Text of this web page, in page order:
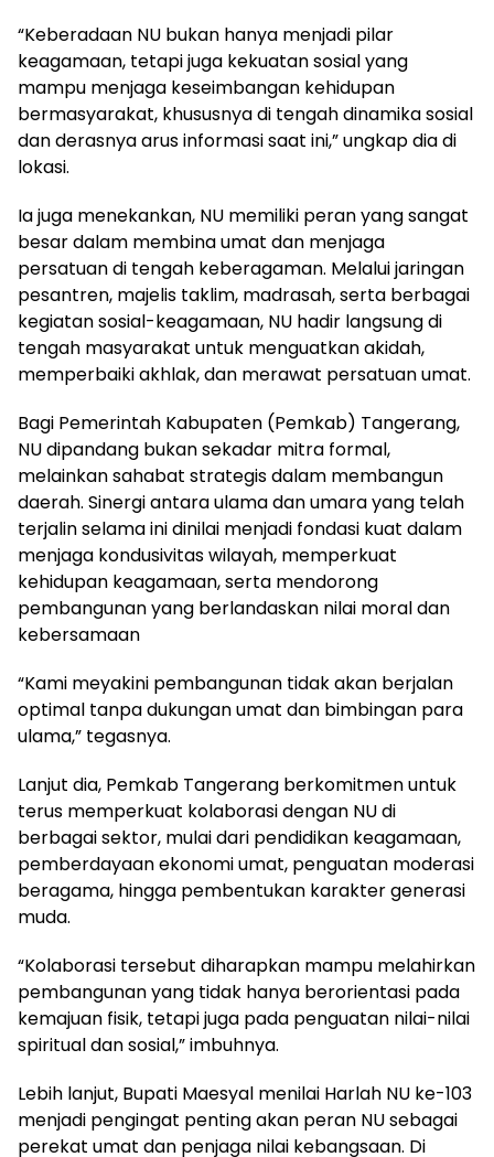
“Keberadaan NU bukan hanya menjadi pilar
keagamaan, tetapi juga kekuatan sosial yang
mampu menjaga keseimbangan kehidupan
bermasyarakat, khususnya di tengah dinamika sosial
dan derasnya arus informasi saat ini,” ungkap dia di
lokasi.
Ia juga menekankan, NU memiliki peran yang sangat
besar dalam membina umat dan menjaga
persatuan di tengah keberagaman. Melalui jaringan
pesantren, majelis taklim, madrasah, serta berbagai
kegiatan sosial-keagamaan, NU hadir langsung di
tengah masyarakat untuk menguatkan akidah,
memperbaiki akhlak, dan merawat persatuan umat.
Bagi Pemerintah Kabupaten (Pemkab) Tangerang,
NU dipandang bukan sekadar mitra formal,
melainkan sahabat strategis dalam membangun
daerah. Sinergi antara ulama dan umara yang telah
terjalin selama ini dinilai menjadi fondasi kuat dalam
menjaga kondusivitas wilayah, memperkuat
kehidupan keagamaan, serta mendorong
pembangunan yang berlandaskan nilai moral dan
kebersamaan
“Kami meyakini pembangunan tidak akan berjalan
optimal tanpa dukungan umat dan bimbingan para
ulama,” tegasnya.
Lanjut dia, Pemkab Tangerang berkomitmen untuk
terus memperkuat kolaborasi dengan NU di
berbagai sektor, mulai dari pendidikan keagamaan,
pemberdayaan ekonomi umat, penguatan moderasi
beragama, hingga pembentukan karakter generasi
muda.
“Kolaborasi tersebut diharapkan mampu melahirkan
pembangunan yang tidak hanya berorientasi pada
kemajuan fisik, tetapi juga pada penguatan nilai-nilai
spiritual dan sosial,” imbuhnya.
Lebih lanjut, Bupati Maesyal menilai Harlah NU ke-103
menjadi pengingat penting akan peran NU sebagai
perekat umat dan penjaga nilai kebangsaan. Di